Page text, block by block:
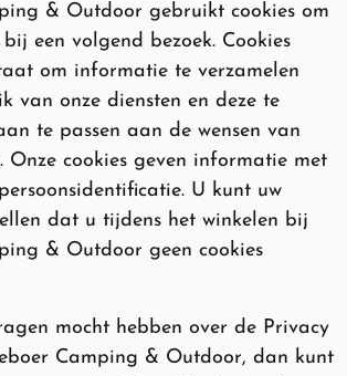
& Outdoor gebruikt cookies om
een volgend bezoek. Cookies
om informatie te verzamelen
van onze diensten en deze te
te passen aan de wensen van
Onze cookies geven informatie met
U kunt uw
dat u tijdens het winkelen bij
& Outdoor geen cookies
mocht hebben over de Privacy
Camping & Outdoor, dan kunt